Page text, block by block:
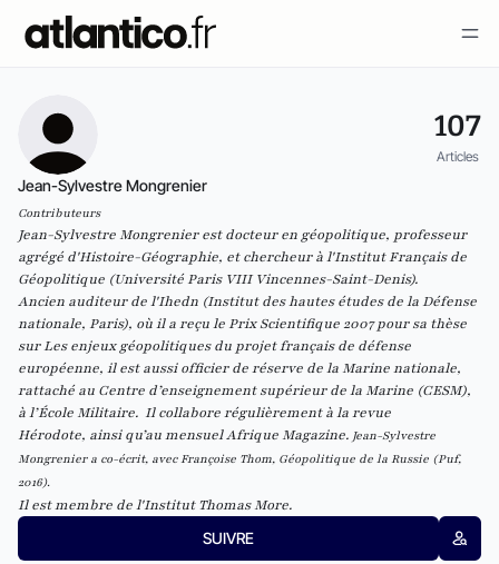
107
Articles
Jean-Sylvestre Mongrenier
Contributeurs
Jean-Sylvestre Mongrenier est docteur en géopolitique, professeur
agrégé d'Histoire-Géographie, et chercheur à l'Institut Français de
Géopolitique (Université Paris VIII Vincennes-Saint-Denis).
Ancien auditeur de l'Ihedn (Institut des hautes études de la Défense
nationale, Paris), où il a reçu le Prix Scientifique 2007 pour sa thèse
surLes enjeux géopolitiques du projet français de défense
européenne, il est aussi officier de réserve de la Marine nationale,
rattaché au Centre d’enseignement supérieur de la Marine (CESM),
à l’École Militaire. Il collabore régulièrement à la revue
Hérodote, ainsi qu’au mensuel Afrique Magazine. Jean-Sylvestre
Mongrenier a co-écrit, avec Françoise Thom, Géopolitique de la Russie (Puf,
2016).
Il est membre de l'Institut Thomas More.
SUIVRE